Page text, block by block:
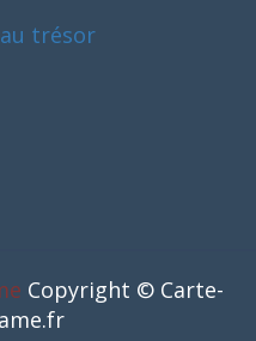
trésor
Copyright © Carte-